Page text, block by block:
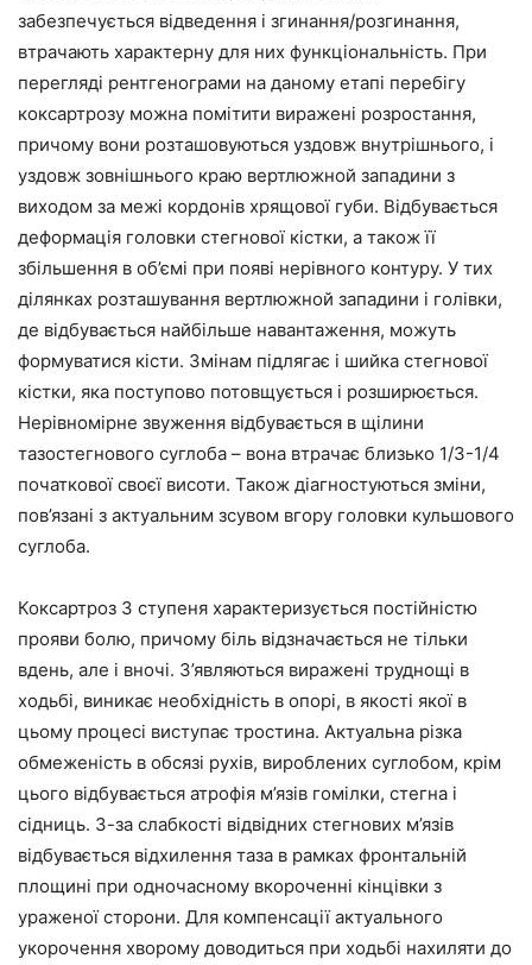
забезпечується відведення і згинання/розгинання,
втрачають характерну для них функціональність. При
перегляді рентгенограми на даному етапі перебігу
коксартрозу можна помітити виражені розростання,
причому вони розташовуються уздовж внутрішнього, і
уздовж зовнішнього краю вертлюжной западини з
виходом за межі кордонів хрящової губи. Відбувається
деформація головки стегнової кістки, а також її
збільшення в об’ємі при появі нерівного контуру. У тих
ділянках розташування вертлюжной западини і голівки,
де відбувається найбільше навантаження, можуть
формуватися кісти. Змінам підлягає і шийка стегнової
кістки, яка поступово потовщується і розширюється.
Нерівномірне звуження відбувається в щілини
тазостегнового суглоба – вона втрачає близько 1/3-1/4
початкової своєї висоти. Також діагностуються зміни,
пов’язані з актуальним зсувом вгору головки кульшового
суглоба.
Коксартроз 3 ступеня характеризується постійністю
прояви болю, причому біль відзначається не тільки
вдень, але і вночі. З’являються виражені труднощі в
ходьбі, виникає необхідність в опорі, в якості якої в
цьому процесі виступає тростина. Актуальна різка
обмеженість в обсязі рухів, вироблених суглобом, крім
цього відбувається атрофія м’язів гомілки, стегна і
сідниць. З-за слабкості відвідних стегнових м’язів
відбувається відхилення таза в рамках фронтальній
площині при одночасному вкороченні кінцівки з
ураженої сторони. Для компенсації актуального
укорочення хворому доводиться при ходьбі нахиляти до